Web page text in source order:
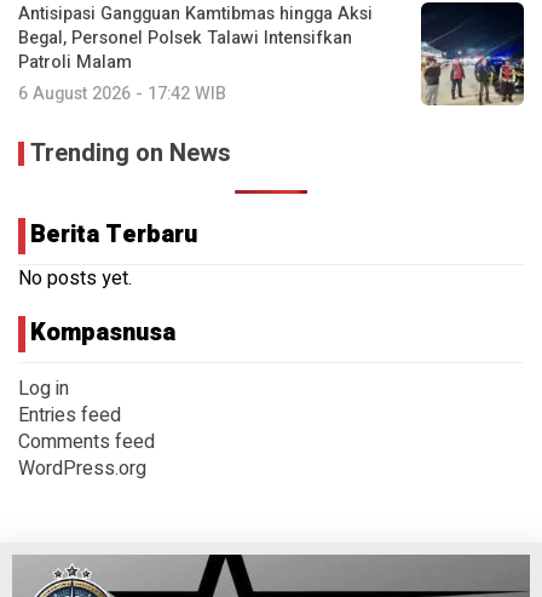
Antisipasi Gangguan Kamtibmas hingga Aksi
Begal, Personel Polsek Talawi Intensifkan
Patroli Malam
6 August 2026 - 17:42 WIB
Trending on News
Berita Terbaru
No posts yet.
Kompasnusa
Log in
Entries feed
Comments feed
WordPress.org